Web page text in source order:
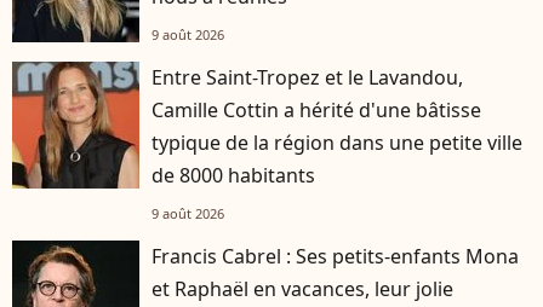
9 août 2026
Entre Saint-Tropez et le Lavandou,
Camille Cottin a hérité d'une bâtisse
typique de la région dans une petite ville
de 8000 habitants
9 août 2026
Francis Cabrel : Ses petits-enfants Mona
et Raphaël en vacances, leur jolie